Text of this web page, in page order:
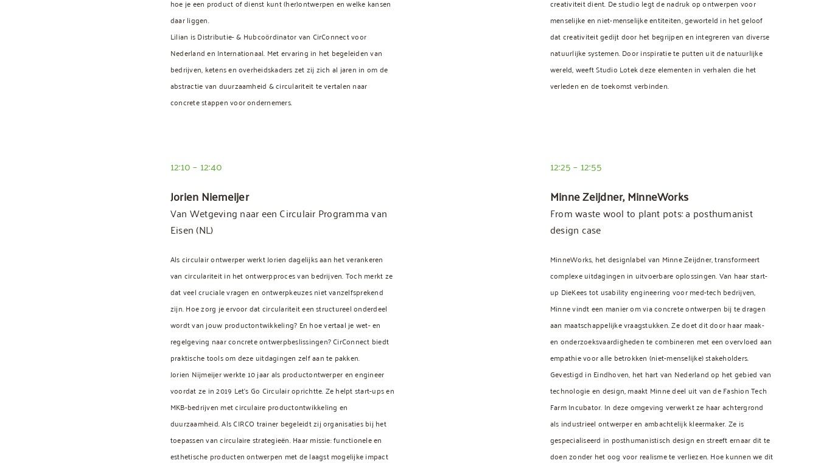
hoe je een product of dienst kunt (her)ontwerpen en welke kansen
daar liggen.
Lilian is Distributie- & Hubcoördinator van CirConnect voor
Nederland en Internationaal. Met ervaring in het begeleiden van
bedrijven, ketens en overheidskaders zet zij zich al jaren in om de
abstractie van duurzaamheid & circulariteit te vertalen naar
concrete stappen voor ondernemers.
creativiteit dient. De studio legt de nadruk op ontwerpen voor
menselijke en niet-menselijke entiteiten, geworteld in het geloof
dat creativiteit gedijt door het begrijpen en integreren van diverse
natuurlijke systemen. Door inspiratie te putten uit de natuurlijke
wereld, weeft Studio Lotek deze elementen in verhalen die het
verleden en de toekomst verbinden.
12:10 – 12:40
Jorien Niemeijer
Van Wetgeving naar een Circulair Programma van
Eisen (NL)
Als circulair ontwerper werkt Jorien dagelijks aan het verankeren
van circulariteit in het ontwerpproces van bedrijven. Toch merkt ze
dat veel cruciale vragen en ontwerpkeuzes niet vanzelfsprekend
zijn. Hoe zorg je ervoor dat circulariteit een structureel onderdeel
wordt van jouw productontwikkeling? En hoe vertaal je wet- en
regelgeving naar concrete ontwerpbeslissingen? CirConnect biedt
praktische tools om deze uitdagingen zelf aan te pakken.
Jorien Nijmeijer werkte 10 jaar als productontwerper en engineer
voordat ze in 2019 Let’s Go Circulair oprichtte. Ze helpt start-ups en
MKB-bedrijven met circulaire productontwikkeling en
duurzaamheid. Als CIRCO trainer begeleidt zij organisaties bij het
toepassen van circulaire strategieën. Haar missie: functionele en
esthetische producten ontwerpen met de laagst mogelijke impact
12:25 – 12:55
Minne Zeijdner, MinneWorks
From waste wool to plant pots: a posthumanist
design case
MinneWorks, het designlabel van Minne Zeijdner, transformeert
complexe uitdagingen in uitvoerbare oplossingen. Van haar start-
up DieKees tot usability engineering voor med-tech bedrijven,
Minne vindt een manier om via concrete ontwerpen bij te dragen
aan maatschappelijke vraagstukken. Ze doet dit door haar maak-
en onderzoeksvaardigheden te combineren met een overvloed aan
empathie voor alle betrokken (niet-menselijke) stakeholders.
Gevestigd in Eindhoven, het hart van Nederland op het gebied van
technologie en design, maakt Minne deel uit van de Fashion Tech
Farm Incubator. In deze omgeving verwerkt ze haar achtergrond
als industrieel ontwerper en ambachtelijk kleermaker. Ze is
gespecialiseerd in posthumanistisch design en streeft ernaar dit te
doen zonder het oog voor realisme te verliezen. Hoe kunnen we dit